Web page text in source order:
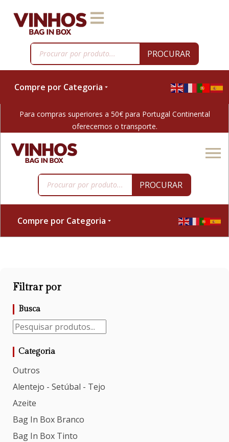
PROCURAR
Compre por Categoria
Para compras superiores a 50€ para Portugal Continental
oferecemos o transporte.
PROCURAR
Compre por Categoria
Filtrar por
Busca
Categoria
Outros
Alentejo - Setúbal - Tejo
Azeite
Bag In Box Branco
Bag In Box Tinto